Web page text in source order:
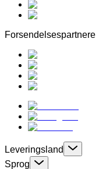
Forsendelsespartnere
Leveringsland
Sprog